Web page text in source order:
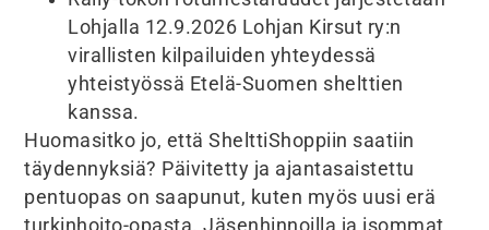
Lohjalla 12.9.2026 Lohjan Kirsut ry:n
virallisten kilpailuiden yhteydessä
yhteistyössä Etelä-Suomen shelttien
kanssa.
Huomasitko jo, että ShelttiShoppiin saatiin
täydennyksiä? Päivitetty ja ajantasaistettu
pentuopas on saapunut, kuten myös uusi erä